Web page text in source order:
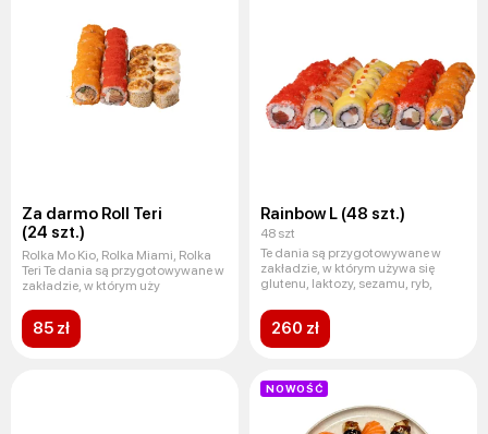
Za darmo Roll Teri
(24 szt.)
Rolka Mo Kio, Rolka Miami, Rolka
Teri Te dania są przygotowywane w
zakładzie, w którym uży
85 zł
Rainbow L (48 szt.)
48 szt
Te dania są przygotowywane w
zakładzie, w którym używa się
glutenu, laktozy, sezamu, ryb,
260 zł
NOWOŚĆ